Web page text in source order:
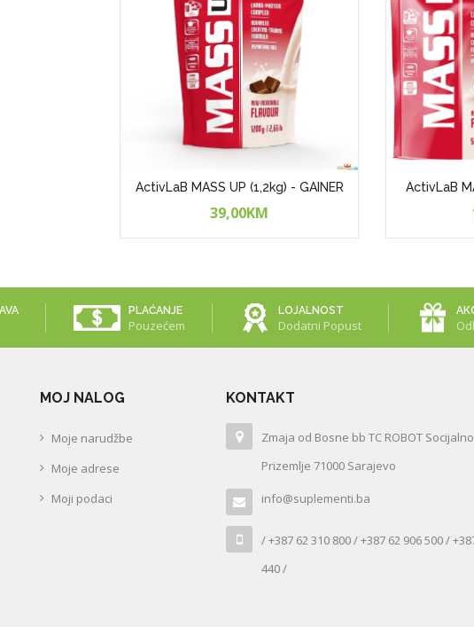
ActivLaB MASS UP (1,2kg) - GAINER
39,00KM
ActivLaB
PLAĆANJE
Pouzećem
LOJALNOST
Dodatni Popust
MOJ NALOG
Moje narudžbe
Moje adrese
Moji podaci
KONTAKT
Zmaja od Bosne bb TC ROBOT Socijalno
Prizemlje 71000 Sarajevo
info@suplementi.ba
/ +387 62 310 800 / +387 62 906 500 /
440 /